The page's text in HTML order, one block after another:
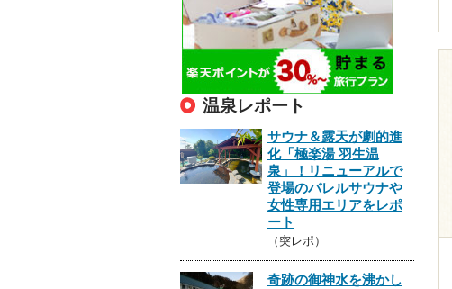
温泉レポート
サウナ＆露天が劇的進
化「極楽湯 羽生温
泉」！リニューアルで
登場のバレルサウナや
女性専用エリアをレポ
ート
（突レポ）
奇跡の御神水を沸かし